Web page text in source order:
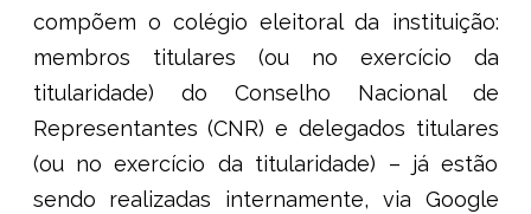
compõem o colégio eleitoral da instituição:
membros titulares (ou no exercício da
titularidade) do Conselho Nacional de
Representantes (CNR) e delegados titulares
(ou no exercício da titularidade) – já estão
sendo realizadas internamente, via Google